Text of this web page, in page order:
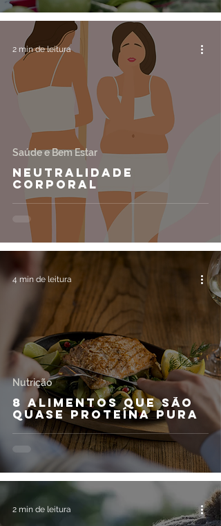
Neutralidade
Corporal
Saúde e Bem Estar
2 min de leitura
8 alimentos que são
quase proteína pura
Nutrição
4 min de leitura
2 min de leitura